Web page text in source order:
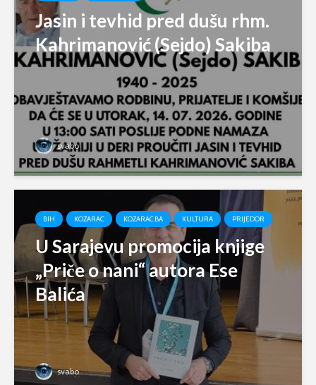
Jasin i tevhid pred dušu rhm.
Kahrimanović (Sejdo) Sakiba
svabo
BIH KOZARAC KOZARAC.BA KULTURA PRIJEDOR
U Sarajevu promocija knjige
„Priče o nani“ autora Ese
Balića
svabo